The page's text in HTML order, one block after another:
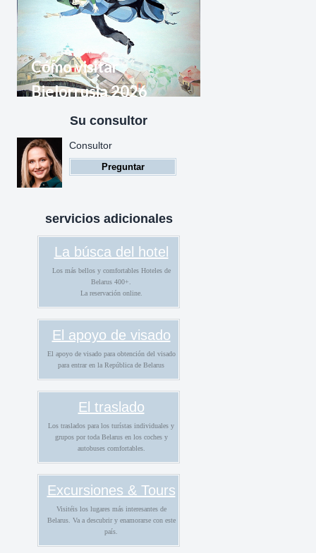
Cómo visitar
Bielorrusia 2026
Bielorrusia para ciudadanos
extranjeros
Su consultor
Consultor
Preguntar
servicios adicionales
La búsca del hotel
Los más bellos y comfortables Hoteles de
Belarus 400+.
La reservación online.
El apoyo de visado
El apoyo de visado para obtención del visado
para entrar en la República de Belarus
El traslado
Los traslados para los turístas individuales y
grupos por toda Belarus en los coches y
autobuses comfortables.
Excursiones & Tours
Visitéis los lugares más interesantes de
Belarus. Va a descubrir y enamorarse con este
país.